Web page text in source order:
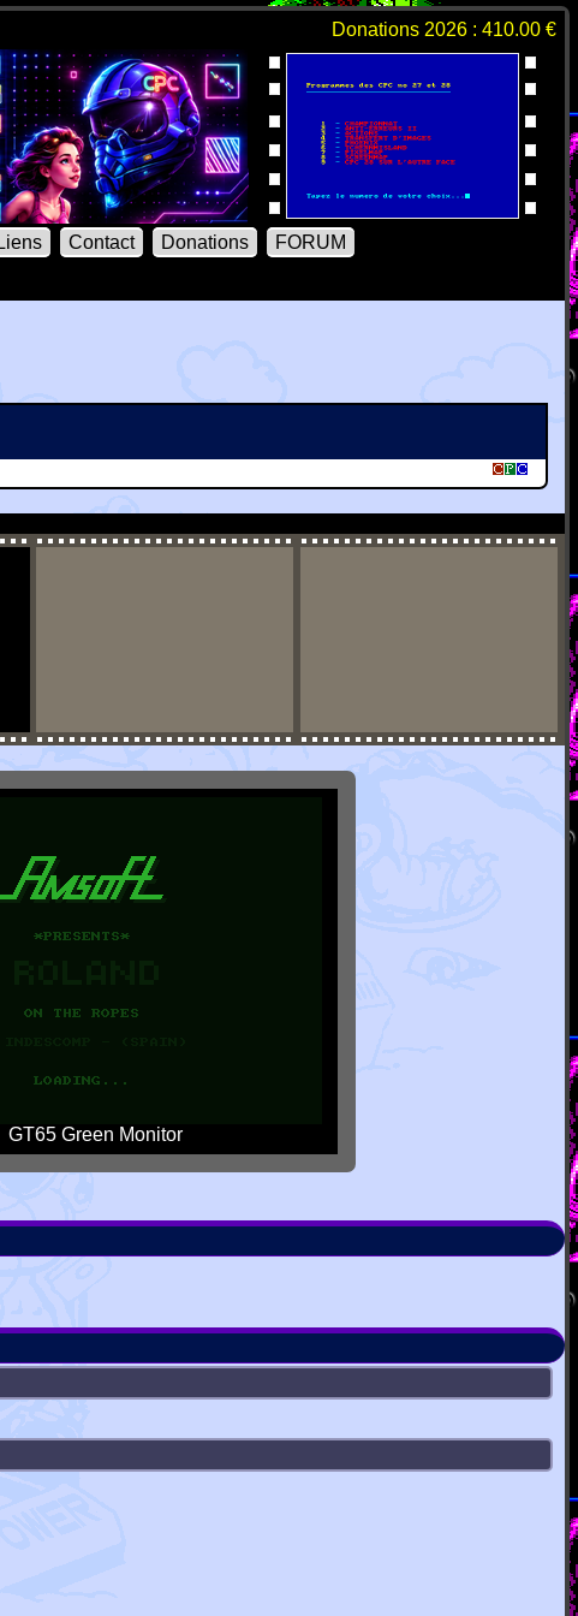
Donations 2026 : 410.00 €
Liens Contact Donations
FORUM
GT65 Green Monitor